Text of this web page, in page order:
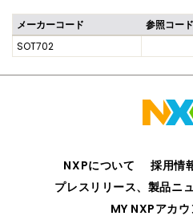
メーカーコード 参照コード
SOT702
NXPについて 採用情
プレスリリース、製品ニ
MY NXPアカ